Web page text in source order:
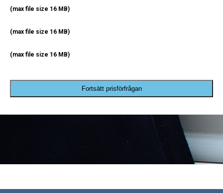
(max file size 16 MB)
(max file size 16 MB)
(max file size 16 MB)
Fortsätt prisförfrågan